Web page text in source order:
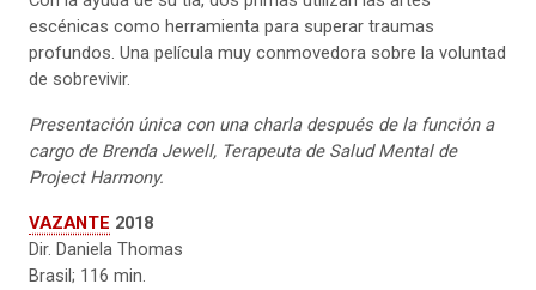
escénicas como herramienta para superar traumas
profundos. Una película muy conmovedora sobre la voluntad
de sobrevivir.
Presentación única con una charla después de la función a
cargo de Brenda Jewell, Terapeuta de Salud Mental de
Project Harmony.
VAZANTE 2018
Dir. Daniela Thomas
Brasil; 116 min.